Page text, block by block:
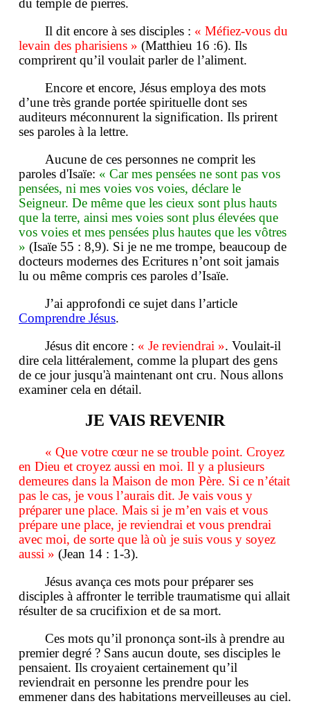
Il dit encore à ses disciples : « Méfiez-vous du
levain des pharisiens » (Matthieu 16 :6). Ils
comprirent qu’il voulait parler de l’aliment.
Encore et encore, Jésus employa des mots
d’une très grande portée spirituelle dont ses
auditeurs méconnurent la signification. Ils prirent
ses paroles à la lettre.
Aucune de ces personnes ne comprit les
paroles d'Isaïe: « Car mes pensées ne sont pas vos
pensées, ni mes voies vos voies, déclare le
Seigneur. De même que les cieux sont plus hauts
que la terre, ainsi mes voies sont plus élevées que
vos voies et mes pensées plus hautes que les vôtres
» (Isaïe 55 : 8,9). Si je ne me trompe, beaucoup de
docteurs modernes des Ecritures n’ont soit jamais
lu ou même compris ces paroles d’Isaïe.
J’ai approfondi ce sujet dans l’article
Comprendre Jésus.
Jésus dit encore : « Je reviendrai ». Voulait-il
dire cela littéralement, comme la plupart des gens
de ce jour jusqu'à maintenant ont cru. Nous allons
examiner cela en détail.
JE VAIS REVENIR
« Que votre cœur ne se trouble point. Croyez
en Dieu et croyez aussi en moi. Il y a plusieurs
demeures dans la Maison de mon Père. Si ce n’était
pas le cas, je vous l’aurais dit. Je vais vous y
préparer une place. Mais si je m’en vais et vous
prépare une place, je reviendrai et vous prendrai
avec moi, de sorte que là où je suis vous y soyez
aussi » (Jean 14 : 1-3).
Jésus avança ces mots pour préparer ses
disciples à affronter le terrible traumatisme qui allait
résulter de sa crucifixion et de sa mort.
Ces mots qu’il prononça sont-ils à prendre au
premier degré ? Sans aucun doute, ses disciples le
pensaient. Ils croyaient certainement qu’il
reviendrait en personne les prendre pour les
emmener dans des habitations merveilleuses au ciel.